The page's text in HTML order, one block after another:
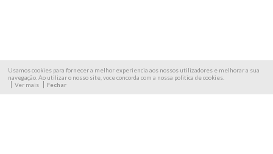
Usamos cookies para fornecer a melhor experiencia aos nossos utilizadores e melhorar a sua
navegação. Ao utilizar o nosso site, voce concorda com a nossa politica de cookies.
Ver mais
Fechar